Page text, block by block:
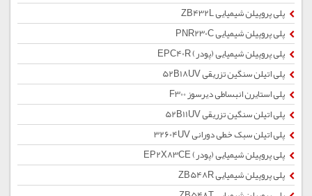
پلی پروپیلن شیمیایی ZB432L
پلی پروپیلن شیمیایی PNR230C
پلی پروپیلن شیمیایی (پودر) EPC40R
پلی اتیلن سنگین تزریقی 52B18UV
پلی استایرن انبساطی دیرسوز F300
پلی اتیلن سنگین تزریقی 52B11UV
پلی اتیلن سبک خطی دورانی 32604UV
پلی پروپیلن شیمیایی (پودر) EP2X83CE
پلی پروپیلن شیمیایی ZB548R